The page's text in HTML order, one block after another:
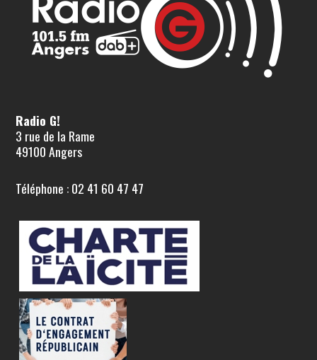
Radio G!
3 rue de la Rame
49100 Angers
Téléphone : 02 41 60 47 47